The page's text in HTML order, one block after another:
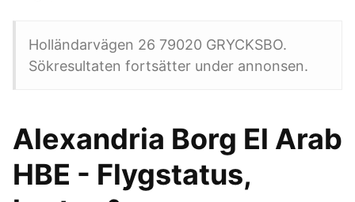
Holländarvägen 26 79020 GRYCKSBO.
Sökresultaten fortsätter under annonsen.
Alexandria Borg El Arab
HBE - Flygstatus,